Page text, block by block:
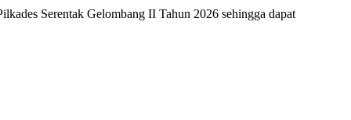
Serentak Gelombang II Tahun 2026 sehingga dapat